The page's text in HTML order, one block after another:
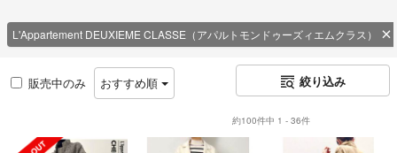
L'Appartement DEUXIEME CLASSE（アパルトモンドゥーズィエムクラス）
販売中のみ おすすめ順 絞り込み
約100件中 1 - 36件